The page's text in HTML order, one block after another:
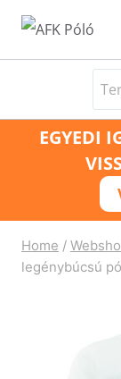
Skip
a
EGYEDI
Home /
legénybúcsú